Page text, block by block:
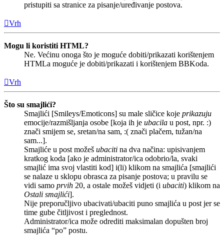
pristupiti sa stranice za pisanje/uređivanje postova.
Vrh
Mogu li koristiti HTML?
Ne. Većinu onoga što je moguće dobiti/prikazati korištenjem
HTMLa moguće je dobiti/prikazati i korištenjem BBKoda.
Vrh
Što su smajlići?
Smajlići [Smileys/Emoticons] su male sličice koje prikazuju
emocije/razmišljanja osobe [koja ih je ubacila u post, npr. :)
znači smijem se, sretan/na sam, :( znači plačem, tužan/na
sam...].
Smajliće u post možeš ubaciti na dva načina: upisivanjem
kratkog koda [ako je administrator/ica odobrio/la, svaki
smajlić ima svoj vlastiti kod] i(li) klikom na smajlića [smajlići
se nalaze u sklopu obrasca za pisanje postova; u pravilu se
vidi samo prvih 20, a ostale možeš vidjeti (i ubaciti) klikom na
Ostali smajlići].
Nije preporučljivo ubacivati/ubaciti puno smajlića u post jer se
time gube čitljivost i preglednost.
Administrator/ica može odrediti maksimalan dopušten broj
smajlića “po” postu.